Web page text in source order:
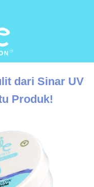
dari Sinar UV
Produk!